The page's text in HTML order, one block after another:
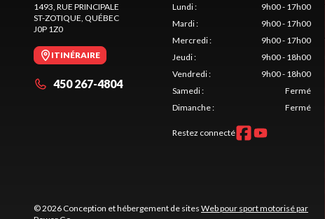
1493, RUE PRINCIPALE
ST-ZOTIQUE , QUÉBEC
J0P 1Z0
ITINÉRAIRE
450 267-4804
Lundi:
9h00 - 17h00
Mardi:
9h00 - 17h00
Mercredi:
9h00 - 17h00
Jeudi:
9h00 - 18h00
Vendredi:
9h00 - 18h00
Samedi:
Fermé
Dimanche: Fermé
Restez connecté
© 2026 Conception et hébergement de sites Web pour sport motorisé par